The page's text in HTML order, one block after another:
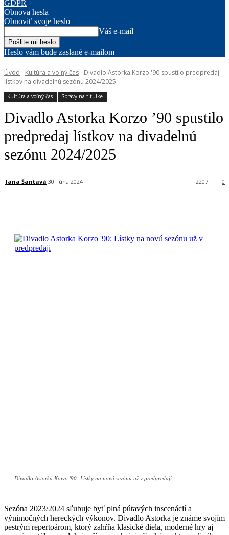
GDPR
Obnova hesla
Obnoviť svoje heslo
Váš e-mail
Heslo vám bude zaslané e-mailom
Úvod Kultúra a voľný čas
Divadlo Astorka Korzo '90 spustilo predpredaj
lístkov na divadelnú sezónu 2024/2025
Kultúra a voľný čas Správy na titulke
Divadlo Astorka Korzo ’90 spustilo
predpredaj lístkov na divadelnú
sezónu 2024/2025
Jana Šantavá 30. júna 2024 0
2207
Divadlo Astorka Korzo '90: Lístky na novú sezónu už v predpredaji
Sezóna 2023/2024 sľubuje byť plná pútavých inscenácií a
výnimočných hereckých výkonov. Divadlo Astorka je známe svojím
pestrým repertoárom, ktorý zahŕňa klasické diela, moderné hry aj